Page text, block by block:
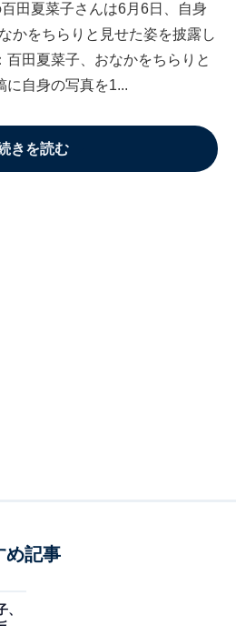
田夏菜子さんは6月6日、自身
かをちらりと見せた姿を披露し
百田夏菜子、おなかをちらりと
に自身の写真を1...
きを読む
め記事